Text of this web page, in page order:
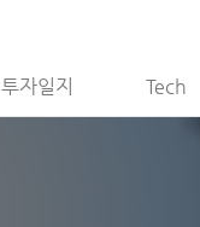
투자일지 Tech